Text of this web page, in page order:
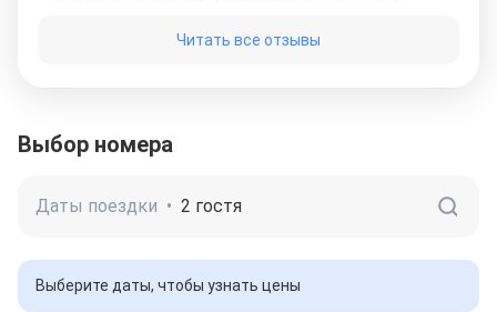
нужно на 5 этаж. Но больше всего разочаровало
крайне неудобно. На просьбу уступить в цене, ведь
услуга получается не в полном объёме, нам
Читать все отзывы
Выбор номера
Даты поездки • 2 гостя
Выберите даты, чтобы узнать цены